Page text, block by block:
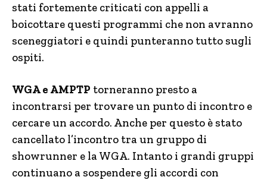
stati fortemente criticati con appelli a
boicottare questi programmi che non avranno
sceneggiatori e quindi punteranno tutto sugli
ospiti.
WGA e AMPTP torneranno presto a
incontrarsi per trovare un punto di incontro e
cercare un accordo. Anche per questo è stato
cancellato l’incontro tra un gruppo di
showrunner e la WGA. Intanto i grandi gruppi
continuano a sospendere gli accordi con